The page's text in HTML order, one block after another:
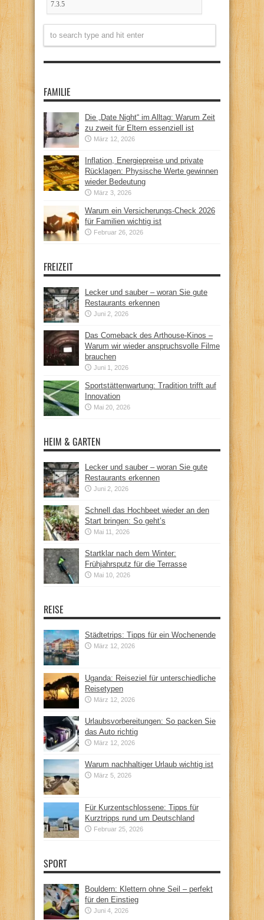
FAMILIE
Die „Date Night“ im Alltag: Warum Zeit
zu zweit für Eltern essenziell ist
März 12, 2026
Inflation, Energiepreise und private
Rücklagen: Physische Werte gewinnen
wieder Bedeutung
März 3, 2026
Warum ein Versicherungs-Check 2026
für Familien wichtig ist
Februar 26, 2026
FREIZEIT
Lecker und sauber – woran Sie gute
Restaurants erkennen
Juni 2, 2026
Das Comeback des Arthouse-Kinos –
Warum wir wieder anspruchsvolle Filme
brauchen
Juni 1, 2026
Sportstättenwartung: Tradition trifft auf
Innovation
Mai 20, 2026
HEIM & GARTEN
Lecker und sauber – woran Sie gute
Restaurants erkennen
Juni 2, 2026
Schnell das Hochbeet wieder an den
Start bringen: So geht’s
Mai 11, 2026
Startklar nach dem Winter:
Frühjahrsputz für die Terrasse
Mai 10, 2026
REISE
Städtetrips: Tipps für ein Wochenende
März 12, 2026
Uganda: Reiseziel für unterschiedliche
Reisetypen
März 12, 2026
Urlaubsvorbereitungen: So packen Sie
das Auto richtig
März 12, 2026
Warum nachhaltiger Urlaub wichtig ist
März 5, 2026
Für Kurzentschlossene: Tipps für
Kurztripps rund um Deutschland
Februar 25, 2026
SPORT
Bouldern: Klettern ohne Seil – perfekt
für den Einstieg
Juni 4, 2026